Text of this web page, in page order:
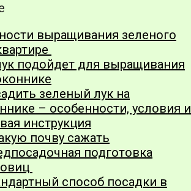
выращивания зеленого
подойдет для выращивания
зеленый лук на
– особенности, условия и
инструкция
почву сажать
подготовка
способ посадки в